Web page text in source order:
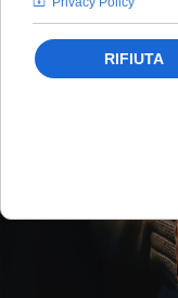
TUMORE SENO: